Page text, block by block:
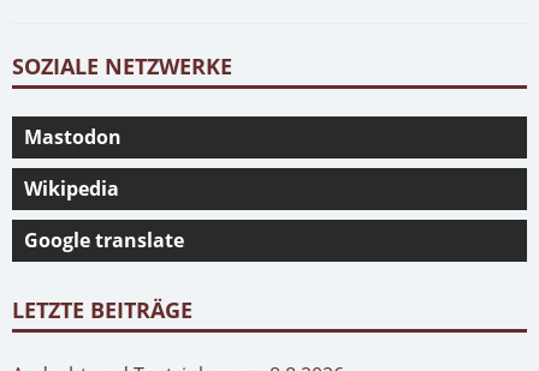
SOZIALE NETZWERKE
Mastodon
Wikipedia
Google translate
LETZTE BEITRÄGE